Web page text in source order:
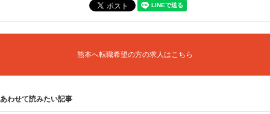
熊本へ転職希望の方の求人はこちら
あわせて読みたい記事